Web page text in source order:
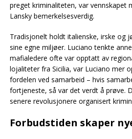
preget kriminaliteten, var vennskapet
Lansky bemerkelsesverdig.
Tradisjonelt holdt italienske, irske og
sine egne miljøer. Luciano tenkte
mafialedere ofte var opptatt av
lojaliteter fra Sicilia, var Luciano mer
fordelen ved samarbeid – hvis
fortjeneste, så var det verdt å prøve.
senere revolusjonere organisert
Forbudstiden skaper